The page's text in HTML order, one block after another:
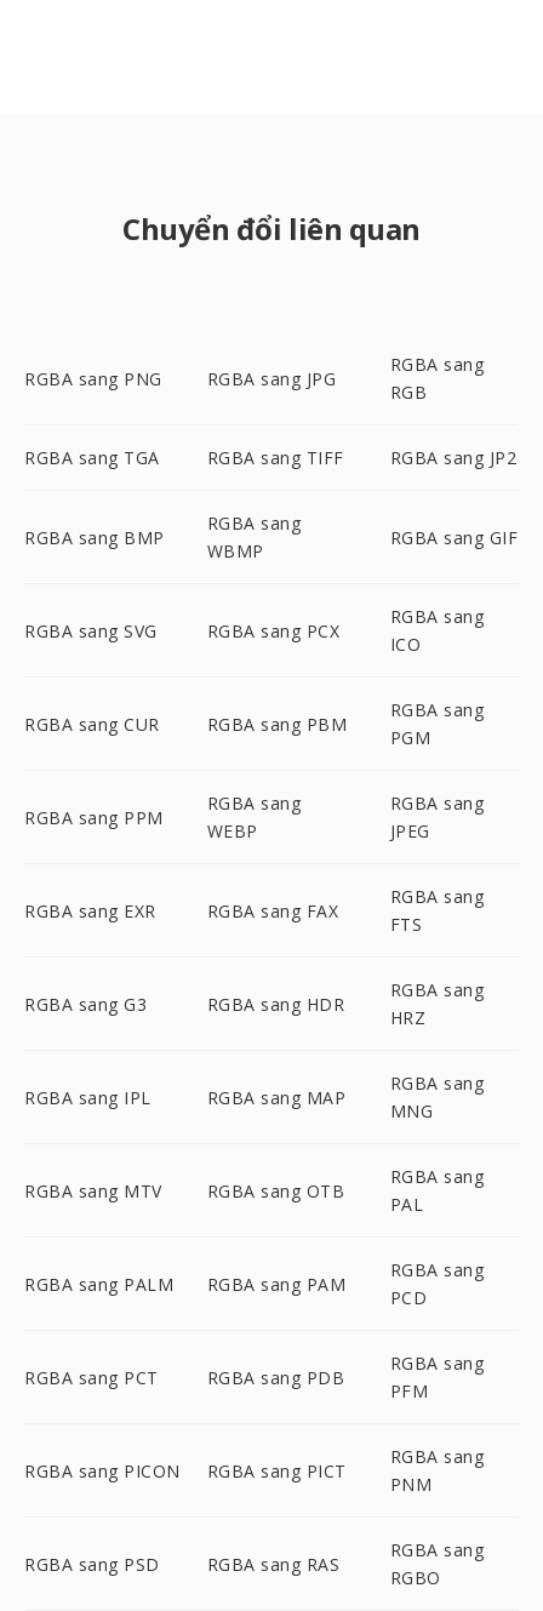
Chuyển đổi liên quan
RGBA sang PNG RGBA sang JPG
RGBA sang
RGB
RGBA sang TGA RGBA sang TIFF RGBA sang JP2
RGBA sang BMP
RGBA sang
WBMP
RGBA sang GIF
RGBA sang SVG RGBA sang PCX
RGBA sang
ICO
RGBA sang CUR RGBA sang PBM
RGBA sang
PGM
RGBA sang PPM
RGBA sang
WEBP
RGBA sang
JPEG
RGBA sang EXR RGBA sang FAX
RGBA sang
FTS
RGBA sang G3 RGBA sang HDR
RGBA sang
HRZ
RGBA sang IPL RGBA sang MAP
RGBA sang
MNG
RGBA sang MTV RGBA sang OTB
RGBA sang
PAL
RGBA sang PALM RGBA sang PAM
RGBA sang
PCD
RGBA sang PCT RGBA sang PDB
RGBA sang
PFM
RGBA sang PICON RGBA sang PICT
RGBA sang
PNM
RGBA sang PSD RGBA sang RAS
RGBA sang
RGBO